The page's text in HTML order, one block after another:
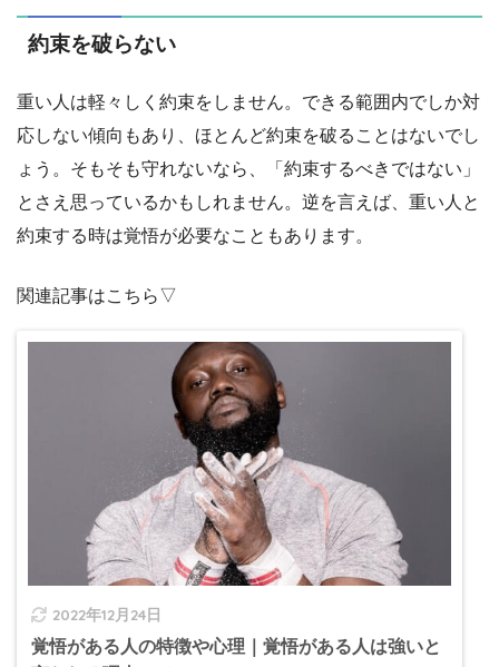
約束を破らない
重い人は軽々しく約束をしません。できる範囲内でしか対
応しない傾向もあり、ほとんど約束を破ることはないでし
ょう。そもそも守れないなら、「約束するべきではない」
とさえ思っているかもしれません。逆を言えば、重い人と
約束する時は覚悟が必要なこともあります。
関連記事はこちら▽
2022年12月24日
覚悟がある人の特徴や心理｜覚悟がある人は強いと